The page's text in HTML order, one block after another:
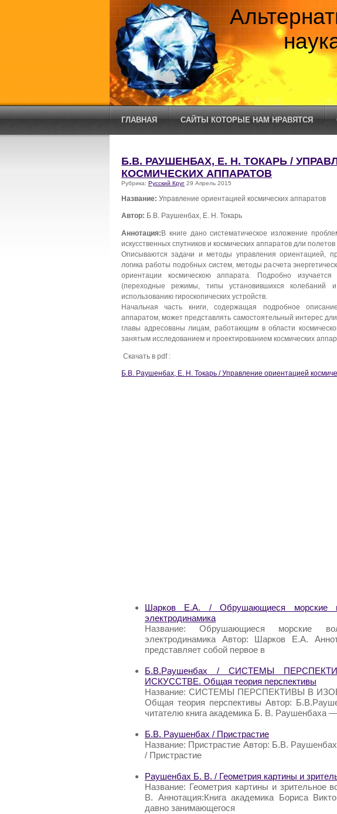
ГЛАВНАЯ САЙТЫ КОТОРЫЕ НАМ НРАВЯТСЯ
Б.В. РАУШЕНБАХ, Е. Н. ТОКАРЬ /
КОСМИЧЕСКИХ АППАРАТОВ
Рубрика: Русский Круг 29 Апрель 2015
Название: Управление ориентацией космических аппаратов
Автор: Б.В. Раушенбах, Е. Н. Токарь
Аннотация:В книге дано систематическое изложение
искусственных спутников и космических аппаратов дли полетов
Описываются задачи и методы управления ориентацией,
логика работы подобных систем, методы расчета
ориентации космическою аппарата. Подробно
(переходные режимы, типы установившихся
использованию гироскопических устройств.
Начальная часть книги, содержащая подробное
аппаратом, может представлять самостоятельный интерес
главы адресованы лицам, работающим в области
занятым исследованием и проектированием космических
Скачать в pdf :
Б.В. Раушенбах, Е. Н. Токарь / Управление ориентацией
Шарков Е.А. / Обрушающиеся морские
электродинамика
Название: Обрушающиеся морские
электродинамика Автор: Шарков Е.А.
представляет собой первое в
Б.В.Раушенбах / СИСТЕМЫ
ИСКУССТВЕ. Общая теория перспективы
Название: СИСТЕМЫ ПЕРСПЕКТИВЫ В
Общая теория перспективы Автор:
читателю книга академика Б. В. Раушенбаха —
Б.В. Раушенбах / Пристрастие
Название: Пристрастие Автор: Б.В.
/ Пристрастие
Раушенбах Б. В. / Геометрия картины и
Название: Геометрия картины и зрительное
В. Аннотация:Книга академика Бориса
давно занимающегося